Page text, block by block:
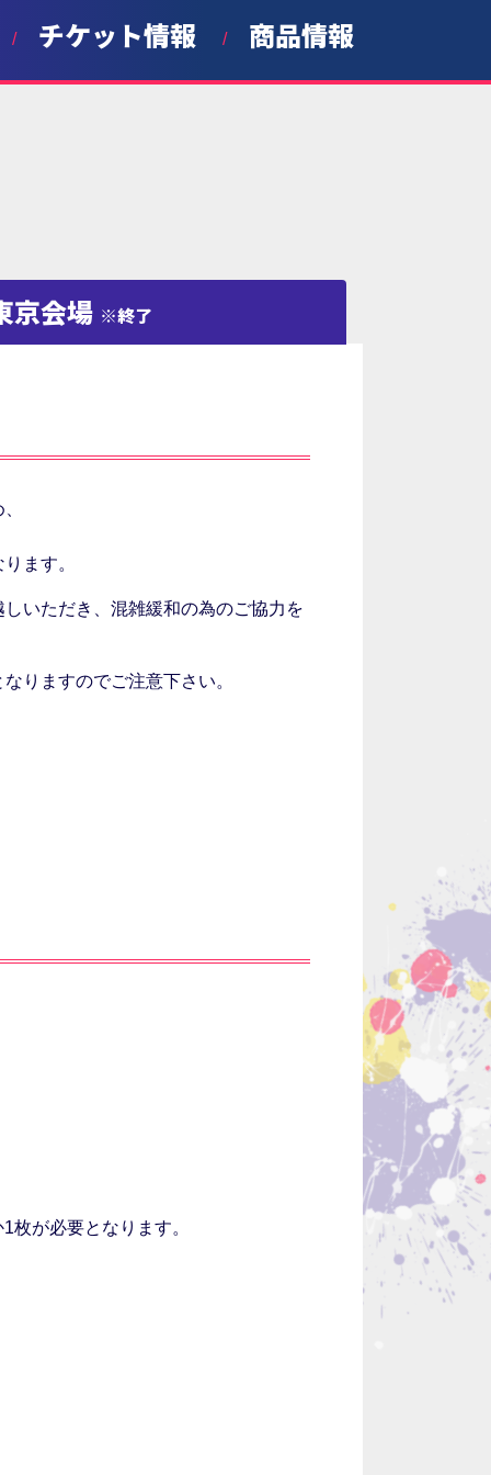
チケット情報 商品情報
京会場 ※終了
ます。
いただき、混雑緩和の為のご協力を
りますのでご注意下さい。
枚が必要となります。